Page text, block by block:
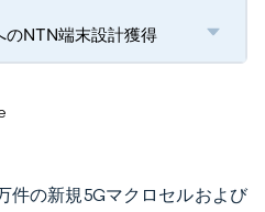
のNTN端末設計獲得
件の新規5Gマクロセルおよび